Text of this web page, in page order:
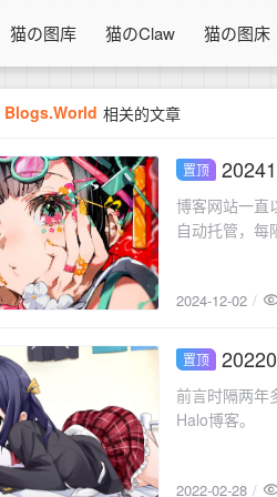
猫の图库 猫のClaw 猫の图床
Blogs.World 相关的文章
2024-12-02
置顶
博客网站一直
自动托管，每
2024-12-02
2022-02-28
置顶
前言时隔两年
Halo博客。
2022-02-28